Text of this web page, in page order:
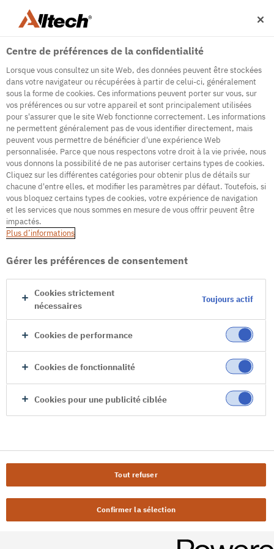
500
Erreur interne du serveur
Nous rencontrons des difficultés techniques. Veuillez
actualiser la page ou accéder à la page d'accueil
Aller à la page d'accueil
Centre de préférences de la confidentialité
Lorsque vous consultez un site Web, des données peuvent être stockées
dans votre navigateur ou récupérées à partir de celui-ci, généralement
sous la forme de cookies. Ces informations peuvent porter sur vous, sur
vos préférences ou sur votre appareil et sont principalement utilisées
pour s'assurer que le site Web fonctionne correctement. Les informations
ne permettent généralement pas de vous identifier directement, mais
peuvent vous permettre de bénéficier d'une expérience Web
personnalisée. Parce que nous respectons votre droit à la vie privée, nous
vous donnons la possibilité de ne pas autoriser certains types de cookies.
Cliquez sur les différentes catégories pour obtenir plus de détails sur
chacune d'entre elles, et modifier les paramètres par défaut. Toutefois, si
vous bloquez certains types de cookies, votre expérience de navigation
et les services que nous sommes en mesure de vous offrir peuvent être
impactés.
Plus d’informations
Gérer les préférences de consentement
Cookies strictement
nécessaires
Toujours actif
Cookies de performance
Cookies de fonctionnalité
Cookies pour une publicité ciblée
Tout refuser
Confirmer la sélection